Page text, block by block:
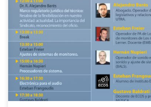
5º Jornada: “Sonido y grabación” AES Argentina